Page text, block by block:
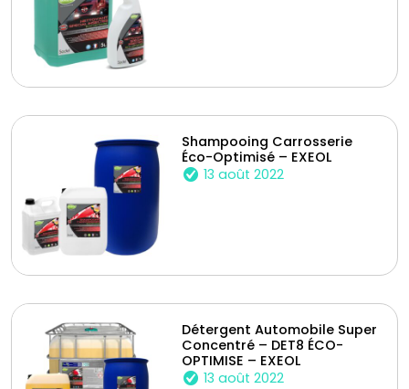
Shampooing Carrosserie
Éco-Optimisé – EXEOL
13 août 2022
Détergent Automobile Super
Concentré – DET8 ÉCO-
OPTIMISE – EXEOL
13 août 2022